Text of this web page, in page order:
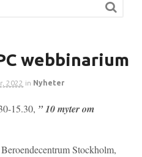
webbinarium
2022 in Nyheter
15.30, ” 10 myter om
Stockholm,